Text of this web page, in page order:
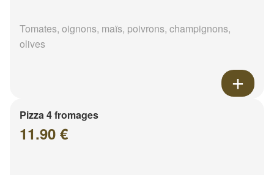
Tomates, oignons, maïs, poivrons, champignons,
olives
Pizza 4 fromages
11.90 €